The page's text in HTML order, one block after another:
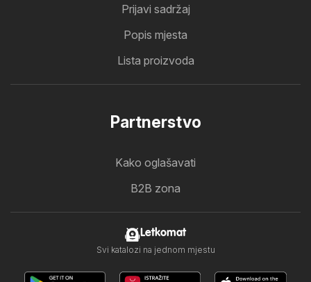
Prijavi sadržaj
Popis mjesta
Lista proizvoda
Partnerstvo
Kako oglašavati
B2B zona
Letkomat
Svi katalozi na jednom mjestu